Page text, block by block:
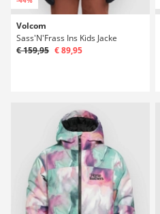
Volcom
Sass'N'Frass Ins Kids Jacke
€ 159,95 € 89,95